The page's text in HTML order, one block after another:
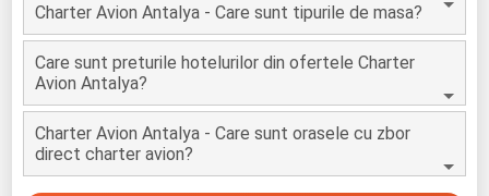
Charter Avion Antalya - Care sunt tipurile de masa?
Care sunt preturile hotelurilor din ofertele Charter
Avion Antalya?
Charter Avion Antalya - Care sunt orasele cu zbor
direct charter avion?